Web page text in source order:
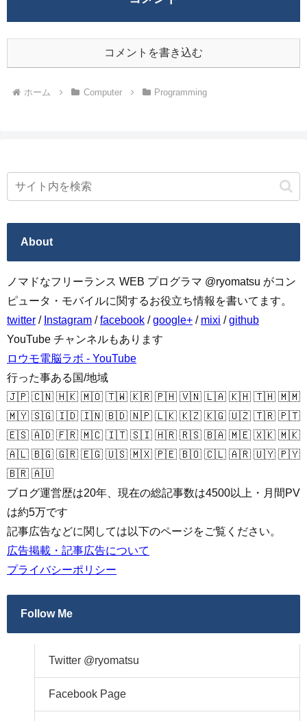
コメントを書き込む
ホーム Computer Programming
About
ノマドなフリーランス WEB プログラマ @ryomatsu がコン
ピュータ・モバイルに関するお役立ち情報を書いてます。
twitter / Instagram /facebook /google+ / mixi /github
YouTube チャンネルもあります
ロウモ電脳ラボ - YouTube
行った事ある国/地域
🇯🇵 🇨🇳 🇭🇰 🇲🇴 🇹🇼 🇰🇷 🇵🇭 🇻🇳 🇱🇦 🇰🇭 🇹🇭 🇲🇲
🇲🇾 🇸🇬 🇮🇩 🇮🇳 🇧🇩 🇳🇵 🇱🇰 🇰🇿 🇰🇬 🇺🇿 🇹🇷 🇵🇹
🇪🇸 🇦🇩 🇫🇷 🇲🇨 🇮🇹 🇸🇮 🇭🇷 🇷🇸 🇧🇦 🇲🇪 🇽🇰 🇲🇰
🇦🇱 🇧🇬 🇬🇷 🇪🇬 🇺🇸 🇲🇽 🇵🇪 🇧🇴 🇨🇱 🇦🇷 🇺🇾 🇵🇾
🇧🇷 🇦🇺
ブログ運営歴は20年、現在の総記事数は4500以上・月間PV
は約5万です
記事広告などに関しては以下のページをご覧ください。
広告掲載・記事広告について
プライバシーポリシー
Follow Me
Twitter @ryomatsu
Facebook Page